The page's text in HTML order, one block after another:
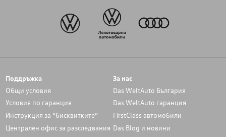
Поддръжка
Общи условия
Условия по гаранция
Инструкция за “бисквитките”
Централен офис за разследвания
За нас
Das WeltAuto България
Das WeltAuto гаранция
FirstClass автомобили
Das Blog и новини